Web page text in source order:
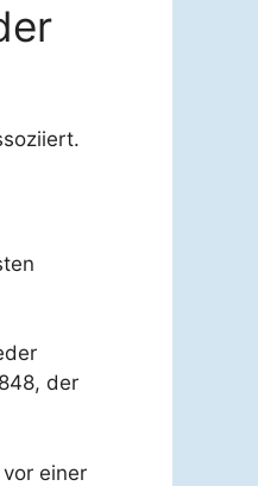
der
einer